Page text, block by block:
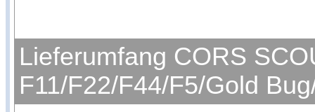
Lieferumfang CORS
F11/F22/F44/F5/Gold